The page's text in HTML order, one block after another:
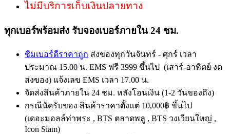
ไม่มีบริการเก็บเงินปลายทาง
ทุกเบอร์พร้อมส่ง รับจองเบอร์ภายใน 24 ชม.
ซิมเบอร์ดีราคาถูก ส่งของทุกวันจันทร์ - ศุกร์ เวลา
ประมาณ 15.00 น. EMS ฟรี 3999 ขึ้นไป (เสาร์-อาทิตย์ งด
ส่งของ) แจ้งเลข EMS เวลา 17.00 น.
จัดส่งสินค้าภายใน 24 ชม. หลังโอนเงิน (1-2 วันของถึง)
กรณีนัดรับของ สินค้าราคาตั้งแต่ 10,000฿ ขึ้นไป
(เดอะมอลล์ท่าพระ , BTS ตลาดพลู , BTS วงเวียนใหญ่ ,
Icon Siam)